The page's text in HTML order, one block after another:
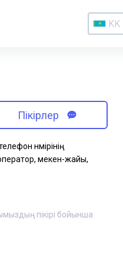
KK
Пікірлер
нөмірінің
мекен-жайы,
пікірі бойынша